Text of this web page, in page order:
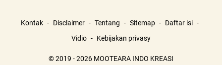
Kontak Disclaimer Tentang Sitemap
Daftar isi
Vidio
Kebijakan privasy
© 2019 - 2026 MOOTEARA INDO KREASI